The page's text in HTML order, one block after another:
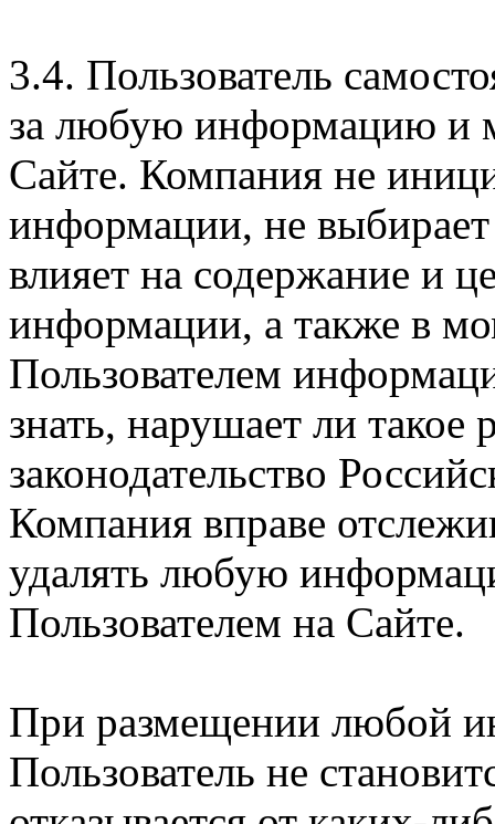
3.4. Пользователь
за любую информацию и
Сайте. Компания не
информации, не
влияет на содержание и
информации, а также в
Пользователем
знать, нарушает ли
законодательство
Компания вправе
удалять любую
Пользователем на Сайте.
При размещении любой
Пользователь не